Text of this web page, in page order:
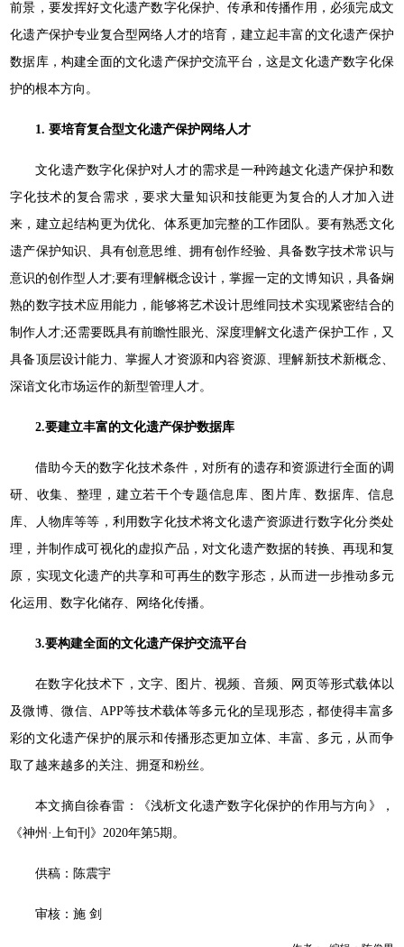
前景，要发挥好文化遗产数字化保护、传承和传播作用，必须完成文
化遗产保护专业复合型网络人才的培育，建立起丰富的文化遗产保护
数据库，构建全面的文化遗产保护交流平台，这是文化遗产数字化保
护的根本方向。
1. 要培育复合型文化遗产保护网络人才
文化遗产数字化保护对人才的需求是一种跨越文化遗产保护和数
字化技术的复合需求，要求大量知识和技能更为复合的人才加入进
来，建立起结构更为优化、体系更加完整的工作团队。要有熟悉文化
遗产保护知识、具有创意思维、拥有创作经验、具备数字技术常识与
意识的创作型人才;要有理解概念设计，掌握一定的文博知识，具备娴
熟的数字技术应用能力，能够将艺术设计思维同技术实现紧密结合的
制作人才;还需要既具有前瞻性眼光、深度理解文化遗产保护工作，又
具备顶层设计能力、掌握人才资源和内容资源、理解新技术新概念、
深谙文化市场运作的新型管理人才。
2.要建立丰富的文化遗产保护数据库
借助今天的数字化技术条件，对所有的遗存和资源进行全面的调
研、收集、整理，建立若干个专题信息库、图片库、数据库、信息
库、人物库等等，利用数字化技术将文化遗产资源进行数字化分类处
理，并制作成可视化的虚拟产品，对文化遗产数据的转换、再现和复
原，实现文化遗产的共享和可再生的数字形态，从而进一步推动多元
化运用、数字化储存、网络化传播。
3.要构建全面的文化遗产保护交流平台
在数字化技术下，文字、图片、视频、音频、网页等形式载体以
及微博、微信、APP等技术载体等多元化的呈现形态，都使得丰富多
彩的文化遗产保护的展示和传播形态更加立体、丰富、多元，从而争
取了越来越多的关注、拥趸和粉丝。
本文摘自徐春雷：《浅析文化遗产数字化保护的作用与方向》，
《神州·上旬刊》2020年第5期。
供稿：陈震宇
审核：施 剑